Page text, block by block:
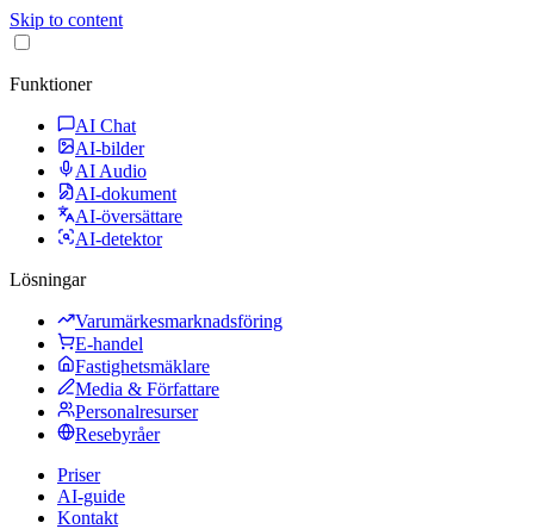
Skip to content
Funktioner
AI Chat
AI-bilder
AI Audio
AI-dokument
AI-översättare
AI-detektor
Lösningar
Varumärkesmarknadsföring
E-handel
Fastighetsmäklare
Media & Författare
Personalresurser
Resebyråer
Priser
AI-guide
Kontakt